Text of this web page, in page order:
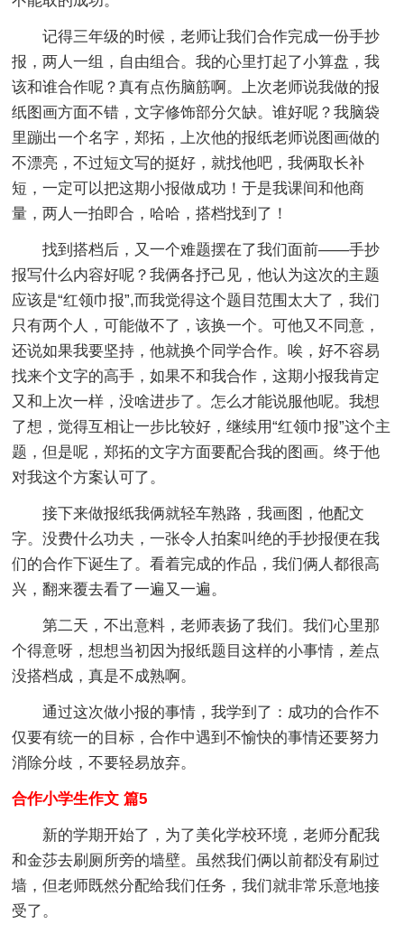
记得三年级的时候，老师让我们合作完成一份手抄
报，两人一组，自由组合。我的心里打起了小算盘，我
该和谁合作呢？真有点伤脑筋啊。上次老师说我做的报
纸图画方面不错，文字修饰部分欠缺。谁好呢？我脑袋
里蹦出一个名字，郑拓，上次他的报纸老师说图画做的
不漂亮，不过短文写的挺好，就找他吧，我俩取长补
短，一定可以把这期小报做成功！于是我课间和他商
量，两人一拍即合，哈哈，搭档找到了！
找到搭档后，又一个难题摆在了我们面前——手抄
报写什么内容好呢？我俩各抒己见，他认为这次的主题
应该是“红领巾报”,而我觉得这个题目范围太大了，我们
只有两个人，可能做不了，该换一个。可他又不同意，
还说如果我要坚持，他就换个同学合作。唉，好不容易
找来个文字的高手，如果不和我合作，这期小报我肯定
又和上次一样，没啥进步了。怎么才能说服他呢。我想
了想，觉得互相让一步比较好，继续用“红领巾报”这个主
题，但是呢，郑拓的文字方面要配合我的图画。终于他
对我这个方案认可了。
接下来做报纸我俩就轻车熟路，我画图，他配文
字。没费什么功夫，一张令人拍案叫绝的手抄报便在我
们的合作下诞生了。看着完成的作品，我们俩人都很高
兴，翻来覆去看了一遍又一遍。
第二天，不出意料，老师表扬了我们。我们心里那
个得意呀，想想当初因为报纸题目这样的小事情，差点
没搭档成，真是不成熟啊。
通过这次做小报的事情，我学到了：成功的合作不
仅要有统一的目标，合作中遇到不愉快的事情还要努力
消除分歧，不要轻易放弃。
合作小学生作文 篇5
新的学期开始了，为了美化学校环境，老师分配我
和金莎去刷厕所旁的墙壁。虽然我们俩以前都没有刷过
墙，但老师既然分配给我们任务，我们就非常乐意地接
受了。